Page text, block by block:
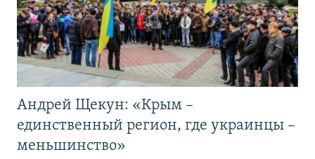
Андрей Щекун: «Крым –
единственный регион, где украинцы –
меньшинство»